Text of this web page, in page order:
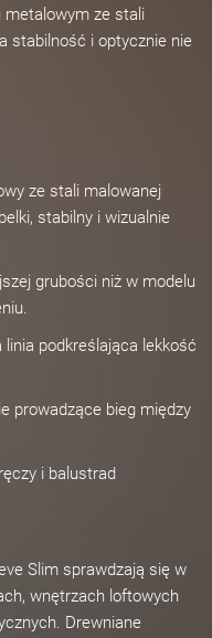
metalowym ze stali
stabilność i optycznie nie
ze stali malowanej
stabilny i wizualnie
grubości niż w modelu
linia podkreślająca lekkość
prowadzące bieg między
i balustrad
Slim sprawdzają się w
wnętrzach loftowych
Drewniane